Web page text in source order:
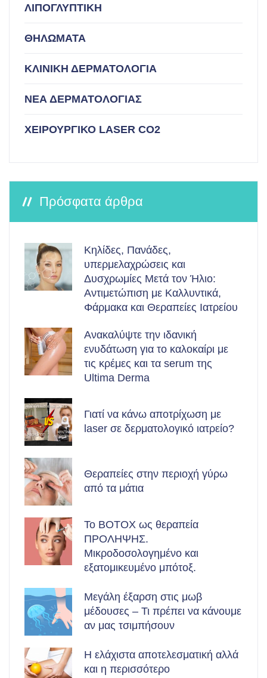
ΛΙΠΟΓΛΥΠΤΙΚΗ
ΘΗΛΩΜΑΤΑ
ΚΛΙΝΙΚΗ ΔΕΡΜΑΤΟΛΟΓΙΑ
ΝΕΑ ΔΕΡΜΑΤΟΛΟΓΙΑΣ
ΧΕΙΡΟΥΡΓΙΚΟ LASER CO2
Πρόσφατα άρθρα
Κηλίδες, Πανάδες,
υπερμελαχρώσεις και
Δυσχρωμίες Μετά τον Ήλιο:
Αντιμετώπιση με Καλλυντικά,
Φάρμακα και Θεραπείες Ιατρείου
Ανακαλύψτε την ιδανική
ενυδάτωση για το καλοκαίρι με
τις κρέμες και τα serum της
Ultima Derma
Γιατί να κάνω αποτρίχωση με
laser σε δερματολογικό ιατρείο?
Θεραπείες στην περιοχή γύρω
από τα μάτια
Το BOTOX ως θεραπεία
ΠΡΟΛΗΨΗΣ.
Μικροδοσολογημένο και
εξατομικευμένο μπότοξ.
Μεγάλη έξαρση στις μωβ
μέδουσες – Τι πρέπει να κάνουμε
αν μας τσιμπήσουν
Η ελάχιστα αποτελεσματική αλλά
και η περισσότερο